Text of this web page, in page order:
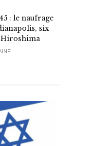
: le naufrage
six